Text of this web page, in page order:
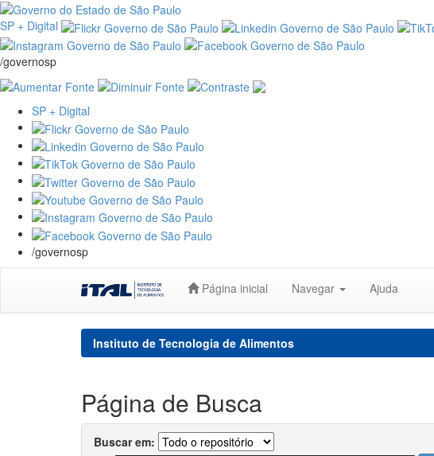
SP + Digital
/governosp
SP + Digital
/governosp
Página inicial Navegar Ajuda
Instituto de Tecnologia de Alimentos
Página de Busca
Buscar em: